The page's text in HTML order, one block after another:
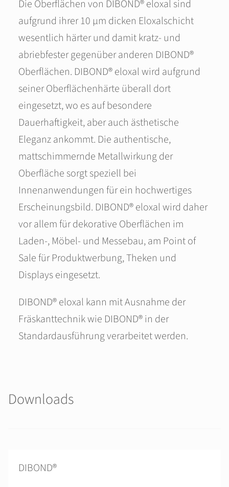
Die Oberflächen von DIBOND® eloxal sind
aufgrund ihrer 10 μm dicken Eloxalschicht
wesentlich härter und damit kratz- und
abriebfester gegenüber anderen DIBOND®
Oberflächen. DIBOND® eloxal wird aufgrund
seiner Oberflächenhärte überall dort
eingesetzt, wo es auf besondere
Dauerhaftigkeit, aber auch ästhetische
Eleganz ankommt. Die authentische,
mattschimmernde Metallwirkung der
Oberfläche sorgt speziell bei
Innenanwendungen für ein hochwertiges
Erscheinungsbild. DIBOND® eloxal wird daher
vor allem für dekorative Oberflächen im
Laden-, Möbel- und Messebau, am Point of
Sale für Produktwerbung, Theken und
Displays eingesetzt.
DIBOND® eloxal kann mit Ausnahme der
Fräskanttechnik wie DIBOND® in der
Standardausführung verarbeitet werden.
Downloads
DIBOND®